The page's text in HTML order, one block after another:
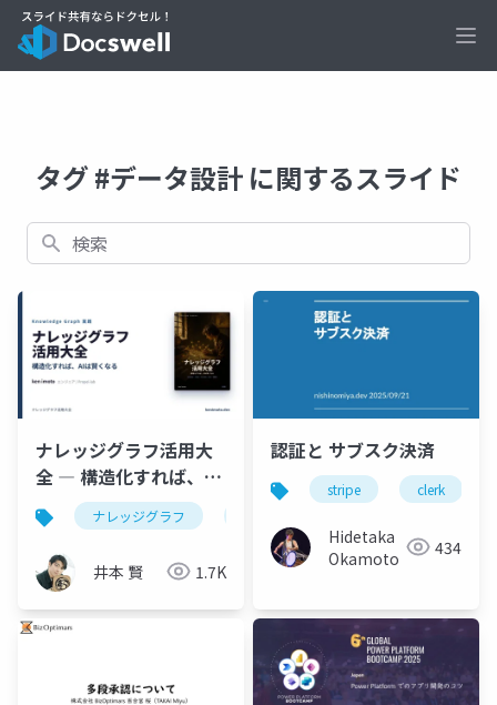
タグ #データ設計 に関するスライド
検索
ナレッジグラフ活用大
全 ― 構造化すれば、AI
は賢くなるナレッジグラフ
井本 賢 1.7K
認証と サブスク決済
stripe clerk
Hidetaka
Okamoto
434